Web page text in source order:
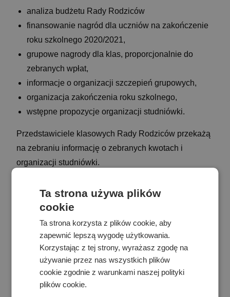
analiza budżetu Rady Rodziców
finansowanie nagród dla uczniów na zakończenie
roku szkolnego 2020/2021,
grupowe nagrody dla klas, proporcjonalnie do
zebranych wpłat,
informacje o organizacji szczepień grupowych,
organizacja zakończenia roku szkolnego,
wstępne propozycje organizacji studniówki.
Przedstawiciele klasowych Rady Rodziców przekażą
na zebraniu informację o zebranych kwotach i
organizacji studniówki.
W imieniu Rady Rodziców informujemy, że będzie
można jeszcze dokonać wpłaty na Radę Rodziców w
r. o godz. 17.00 lub 18.00), albo w sekretariacie
liceum każdego dnia w godz. 7:00 – 15:00, a w
czwartki do godz. 18:00.
Zapraszamy na ostatnie w tym Roku Szkolnym
Ta strona używa plików
cookie
Ta strona korzysta z plików cookie, aby
zapewnić lepszą wygodę użytkowania.
Korzystając z tej strony, wyrażasz zgodę na
używanie przez nas wszystkich plików
cookie zgodnie z warunkami naszej polityki
plików cookie.